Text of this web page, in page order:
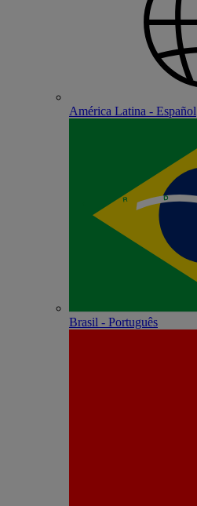
América Latina - Español
Brasil - Português